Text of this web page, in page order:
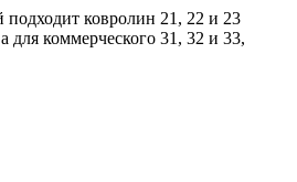
ковролин 21, 22 и 23
для коммерческого 31, 32 и 33,